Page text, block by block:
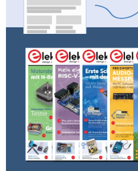
Rhône (01, 07, 26, 42, 69) : 14 juin
Provence - Alpes (13, 04, 05, 84) : 5 juillet
Alpes (38, 73, 74) : 20 septembre
Midi - Pyrénées : 8 novembre
Languedoc - Roussillon : 29 novembre
Dom - Com : 30 novembre